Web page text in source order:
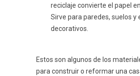
reciclaje convierte el papel
Sirve para paredes, suelos y
decorativos.
Estos son algunos de los
para construir o reformar una